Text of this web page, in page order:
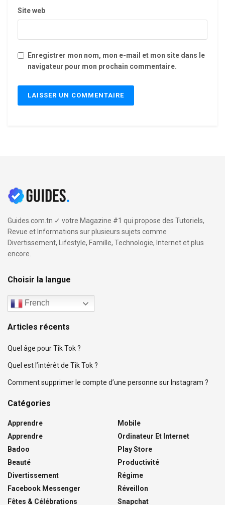
Site web
Enregistrer mon nom, mon e-mail et mon site dans le
navigateur pour mon prochain commentaire.
Guides.com.tn ✓ votre Magazine #1 qui propose des Tutoriels,
Revue et Informations sur plusieurs sujets comme
Divertissement, Lifestyle, Famille, Technologie, Internet et plus
encore.
Choisir la langue
French
Articles récents
Quel âge pour Tik Tok ?
Quel est l’intérêt de Tik Tok ?
Comment supprimer le compte d’une personne sur Instagram ?
Catégories
Apprendre
Apprendre
Badoo
Beauté
Divertissement
Facebook Messenger
Fêtes & Célébrations
Mobile
Ordinateur Et Internet
Play Store
Productivité
Régime
Réveillon
Snapchat